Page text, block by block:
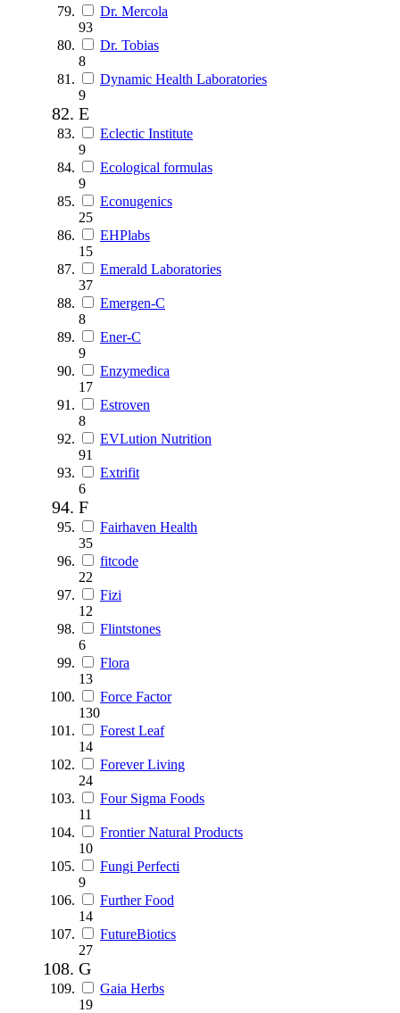
Dr. Mercola
93
Dr. Tobias
8
Dynamic Health Laboratories
9
E
Eclectic Institute
9
Ecological formulas
9
Econugenics
25
EHPlabs
15
Emerald Laboratories
37
Emergen-C
8
Ener-C
9
Enzymedica
17
Estroven
8
EVLution Nutrition
91
Extrifit
6
F
Fairhaven Health
35
fitcode
22
Fizi
12
Flintstones
6
Flora
13
Force Factor
130
Forest Leaf
14
Forever Living
24
Four Sigma Foods
11
Frontier Natural Products
10
Fungi Perfecti
9
Further Food
14
FutureBiotics
27
G
Gaia Herbs
19